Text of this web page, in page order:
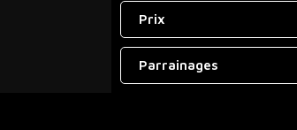
Prix
Parrainages